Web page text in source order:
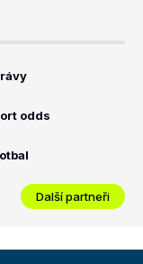
odds
Další partneři